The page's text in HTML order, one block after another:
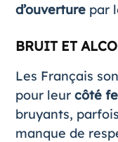
d’ouverturepar
BRUIT ET
Les Français
pour leur côté
bruyants,
manque de